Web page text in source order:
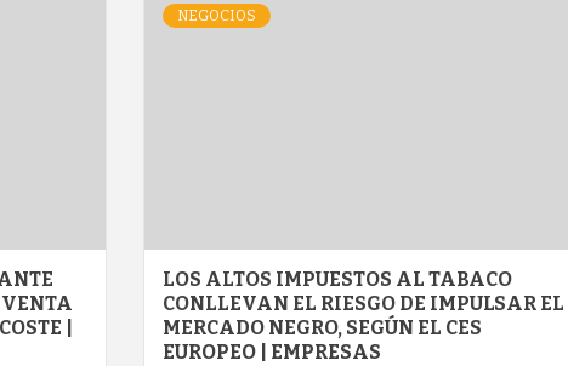
|
NEGOCIOS
LOS ALTOS IMPUESTOS AL TABACO
CONLLEVAN EL RIESGO DE IMPULSAR EL
MERCADO NEGRO, SEGÚN EL CES
EUROPEO | EMPRESAS